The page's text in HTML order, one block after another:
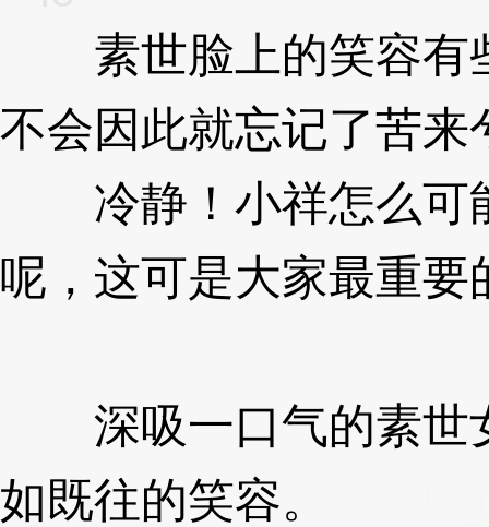
素世脸上的笑容有
不会因此就忘记了苦来
冷静！小祥怎么可
呢，这可是大家最重
深吸一口气的素世
如既往的笑容。